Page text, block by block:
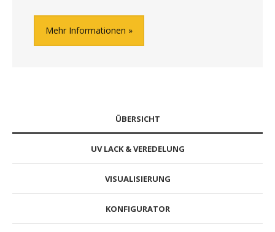
Mehr Informationen
ÜBERSICHT
UV LACK & VEREDELUNG
VISUALISIERUNG
KONFIGURATOR